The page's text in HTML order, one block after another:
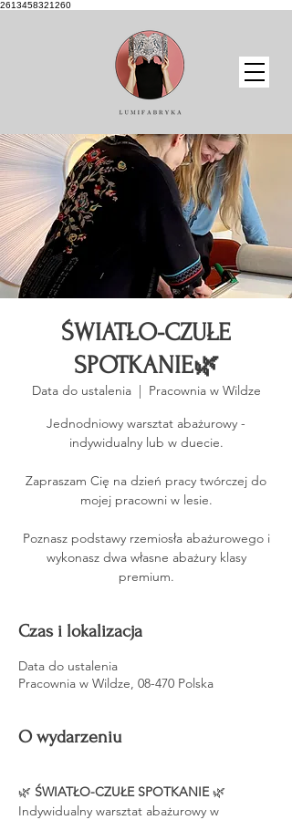
2613458321260
ŚWIATŁO-CZUŁE
SPOTKANIE🌿
Data do ustalenia
  |
Pracownia w Wildze
Jednodniowy warsztat abażurowy -
indywidualny lub w duecie.
Zapraszam Cię na dzień pracy twórczej do
mojej pracowni w lesie.
Poznasz podstawy rzemiosła abażurowego i
wykonasz dwa własne abażury klasy
premium.
Czas i lokalizacja
Data do ustalenia
Pracownia w Wildze, 08-470 Polska
O wydarzeniu
🌿 ŚWIATŁO-CZUŁE SPOTKANIE 🌿
Indywidualny warsztat abażurowy w